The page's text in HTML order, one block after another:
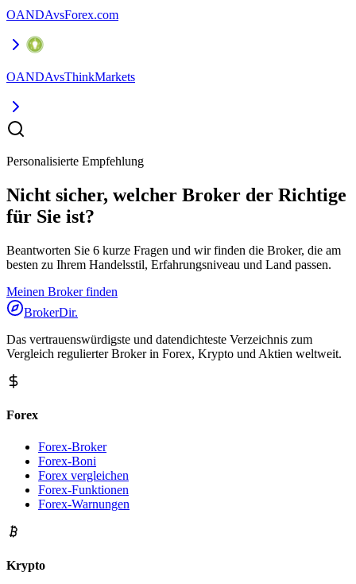
OANDAvsForex.com
OANDAvsThinkMarkets
Personalisierte Empfehlung
Nicht sicher, welcher Broker der Richtige
für Sie ist?
Beantworten Sie 6 kurze Fragen und wir finden die Broker, die am
besten zu Ihrem Handelsstil, Erfahrungsniveau und Land passen.
Meinen Broker finden
BrokerDir.
Das vertrauenswürdigste und datendichteste Verzeichnis zum
Vergleich regulierter Broker in Forex, Krypto und Aktien weltweit.
Forex
Forex-Broker
Forex-Boni
Forex vergleichen
Forex-Funktionen
Forex-Warnungen
Krypto